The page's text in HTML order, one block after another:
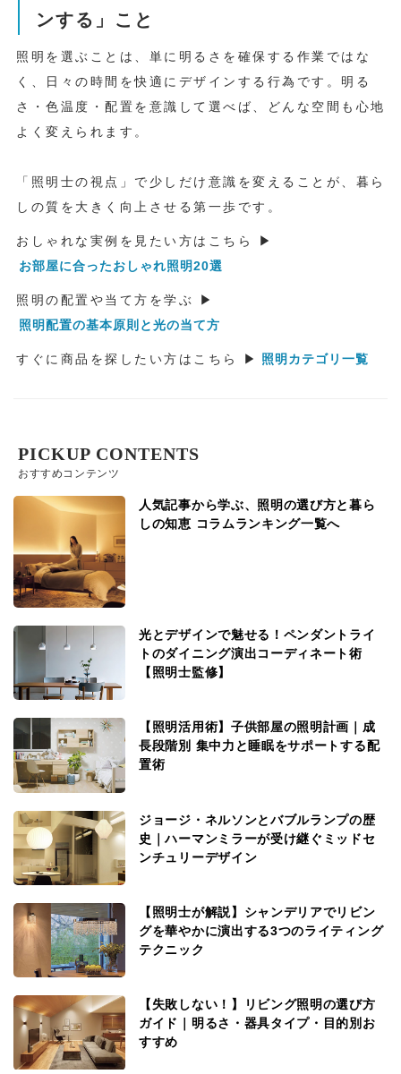
ンする」こと
照明を選ぶことは、単に明るさを確保する作業ではな
く、日々の時間を快適にデザインする行為です。明る
さ・色温度・配置を意識して選べば、どんな空間も心地
よく変えられます。
「照明士の視点」で少しだけ意識を変えることが、暮ら
しの質を大きく向上させる第一歩です。
おしゃれな実例を見たい方はこちら ▶
お部屋に合ったおしゃれ照明20選
照明の配置や当て方を学ぶ ▶
照明配置の基本原則と光の当て方
すぐに商品を探したい方はこちら ▶ 照明カテゴリ一覧
【失敗しない！】リビング照明の選び方
ガイド｜明るさ・器具タイプ・目的別お
すすめ
【照明士が解説】シャンデリアでリビン
グを華やかに演出する3つのライティング
テクニック
ジョージ・ネルソンとバブルランプの歴
史｜ハーマンミラーが受け継ぐミッドセ
ンチュリーデザイン
【照明活用術】子供部屋の照明計画｜成
長段階別 集中力と睡眠をサポートする配
置術
光とデザインで魅せる！ペンダントライ
トのダイニング演出コーディネート術
【照明士監修】
人気記事から学ぶ、照明の選び方と暮ら
しの知恵 コラムランキング一覧へ
おすすめコンテンツ
PICKUP CONTENTS